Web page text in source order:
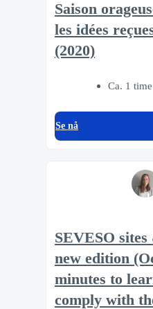
Saison
les idées
(2020)
Ca. 1 time
Se nå
SEVESO
new edition
minutes to
comply with